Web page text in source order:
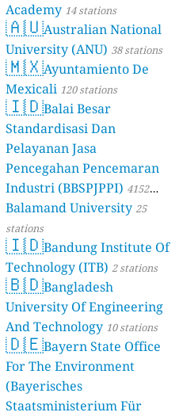
Academy 14 stations
🇦🇺Australian National
University (ANU) 38 stations
🇲🇽Ayuntamiento De
Mexicali 120 stations
🇮🇩Balai Besar
Standardisasi Dan
Pelayanan Jasa
Pencegahan Pencemaran
Industri (BBSPJPPI) 4152
stations
Balamand University25
stations
🇮🇩Bandung Institute Of
Technology (ITB) 2 stations
🇧🇩Bangladesh
University Of Engineering
And Technology 10 stations
🇩🇪Bayern State Office
For The Environment
(Bayerisches
Staatsministerium Für